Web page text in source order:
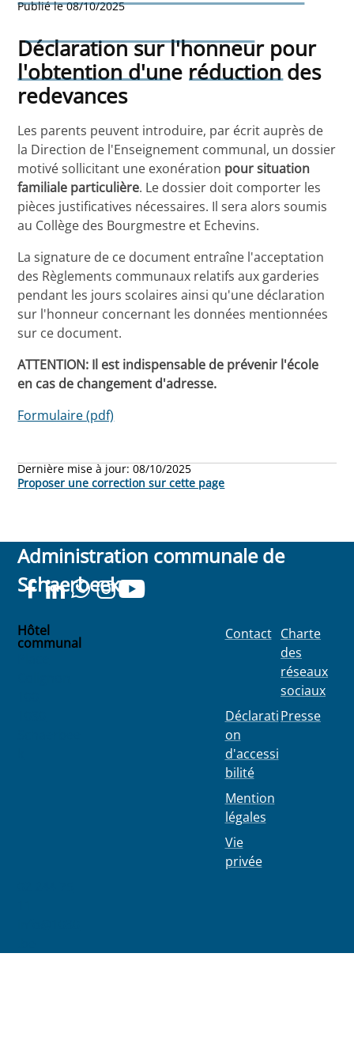
relatives aux garderies
Publié le 08/10/2025
Déclaration sur l'honneur pour
l'obtention d'une réduction des
redevances
Les parents peuvent introduire, par écrit auprès de
la Direction de l'Enseignement communal, un dossier
motivé sollicitant une exonération pour situation
familiale particulière. Le dossier doit comporter les
pièces justificatives nécessaires. Il sera alors soumis
au Collège des Bourgmestre et Echevins.
La signature de ce document entraîne l'acceptation
des Règlements communaux relatifs aux garderies
pendant les jours scolaires ainsi qu'une déclaration
sur l'honneur concernant les données mentionnées
sur ce document.
ATTENTION: Il est indispensable de prévenir l'école
en cas de changement d'adresse.
Formulaire (pdf)
Dernière mise à jour:08/10/2025
Proposer une correction sur cette page
Administration communale de
Schaerbeek
Hôtel
communal
Contact
Déclarati
on
d'accessi
bilité
Mention
légales
Vie
privée
Charte
des
réseaux
sociaux
Presse